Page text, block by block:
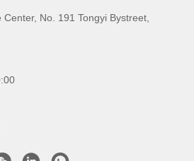
Center, No. 191 Tongyi Bystreet,